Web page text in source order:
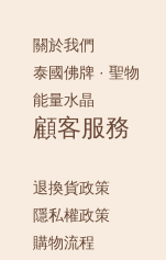
關於我們
泰國佛牌 · 聖物
能量水晶
顧客服務
退換貨政策
隱私權政策
購物流程